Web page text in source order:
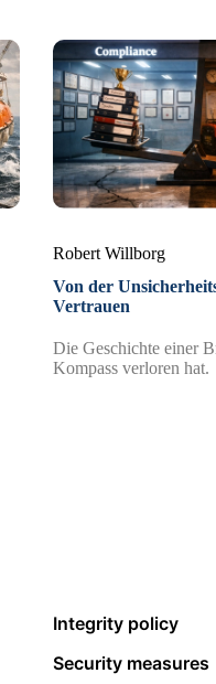
Robert Willborg
Von der
Vertrauen
Die Geschichte einer
Kompass verloren hat.
Integrity policy
Security measures